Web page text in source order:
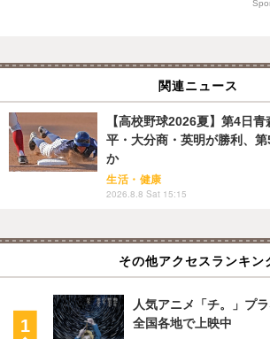
関連ニュース
【高校野球2026夏】第4日
平・大分商・英明が勝利、
か
生活・健康
2026.8.8 Sat 15:15
その他アクセスランキン
人気アニメ「チ。」プ
全国各地で上映中